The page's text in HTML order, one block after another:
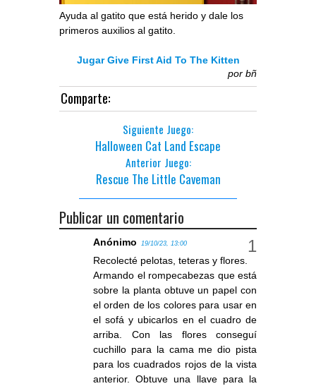
Ayuda al gatito que está herido y dale los
primeros auxilios al gatito.
Jugar Give First Aid To The Kitten
por bñ
Comparte:
Siguiente Juego:
Halloween Cat Land Escape
Anterior Juego:
Rescue The Little Caveman
Publicar un comentario
Anónimo 19/10/23, 13:00
Recolecté pelotas, teteras y flores.
Armando el rompecabezas que está
sobre la planta obtuve un papel con
el orden de los colores para usar en
el sofá y ubicarlos en el cuadro de
arriba. Con las flores conseguí
cuchillo para la cama me dio pista
para los cuadrados rojos de la vista
anterior. Obtuve una llave para la